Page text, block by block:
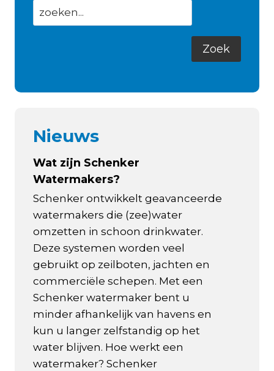
Nieuws
Wat zijn Schenker
Watermakers?
Schenker ontwikkelt geavanceerde
watermakers die (zee)water
omzetten in schoon drinkwater.
Deze systemen worden veel
gebruikt op zeilboten, jachten en
commerciële schepen. Met een
Schenker watermaker bent u
minder afhankelijk van havens en
kun u langer zelfstandig op het
water blijven. Hoe werkt een
watermaker? Schenker